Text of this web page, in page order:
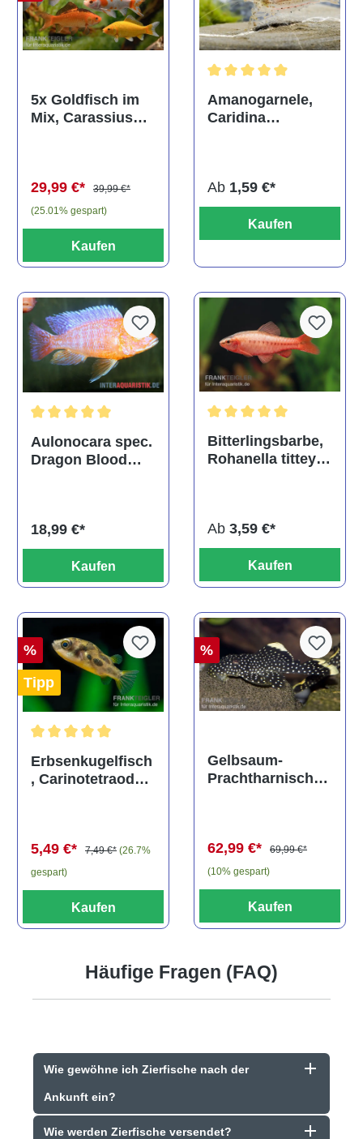
5x Goldfisch im
Mix, Carassius
29,99 €*
39,99 €*
(25.01% gespart)
Kaufen
Amanogarnele,
Caridina
Ab 1,59 €*
Kaufen
Durchschnittliche Bewertung von 5 von 5 Sternen
Aulonocara spec.
Dragon Blood
18,99 €*
Kaufen
Bitterlingsbarbe,
Rohanella titteya,
Ab 3,59 €*
Kaufen
%
Tipp
Durchschnittliche Bewertung von 5 von 5 Sternen
Erbsenkugelfisch
, Carinotetraodon
5,49 €* 7,49 €* (26.7%
gespart)
Kaufen
%
Gelbsaum-
Prachtharnischw
62,99 €*
69,99 €*
(10% gespart)
Kaufen
Häufige Fragen (FAQ)
Wie gewöhne ich Zierfische nach der
Ankunft ein?
Wie werden Zierfische versendet?